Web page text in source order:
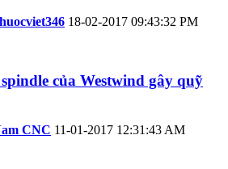
18-02-2017 09:43:32 PM
của Westwind gây quỹ
CNC 11-01-2017 12:31:43 AM